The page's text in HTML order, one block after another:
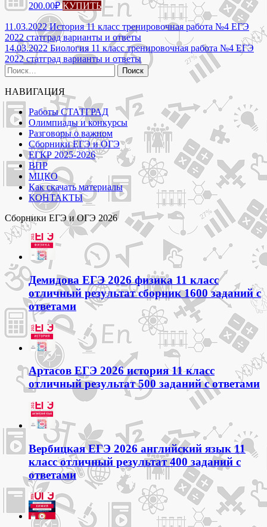
200.00₽ КУПИТЬ
Навигация
по
записям
11.03.2022 История 11 класс тренировочная работа №4 ЕГЭ
2022 статград варианты и ответы
14.03.2022 Биология 11 класс тренировочная работа №4 ЕГЭ
2022 статград варианты и ответы
Найти:
НАВИГАЦИЯ
Работы СТАТГРАД
Олимпиады и конкурсы
Разговоры о важном
Сборники ЕГЭ и ОГЭ
ЕГКР 2025-2026
ВПР
МЦКО
Как скачать материалы
КОНТАКТЫ
Сборники ЕГЭ и ОГЭ 2026
Демидова ЕГЭ 2026 физика 11 класс
отличный результат сборник 1600 заданий с
ответами
Артасов ЕГЭ 2026 история 11 класс
отличный результат 500 заданий с ответами
Вербицкая ЕГЭ 2026 английский язык 11
класс отличный результат 400 заданий с
ответами